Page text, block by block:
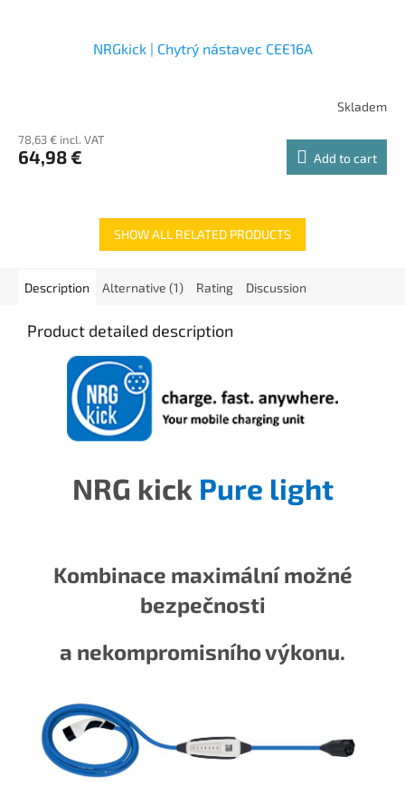
NRGkick | Chytrý nástavec CEE16A
Skladem
78,63 € incl. VAT
64,98 € Add to cart
SHOW ALL RELATED PRODUCTS
Description Alternative (1) Rating Discussion
Product detailed description
NRG kick Pure light
Kombinace maximální možné
bezpečnosti
a nekompromisního výkonu.